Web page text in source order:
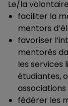
Le/la
faciliter la
mentors
favoriser
mentorés
les services
étudiantes,
fédérer les